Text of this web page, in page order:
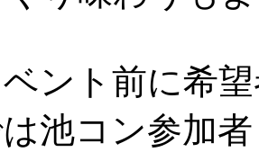
ベント前に希
池コン参加